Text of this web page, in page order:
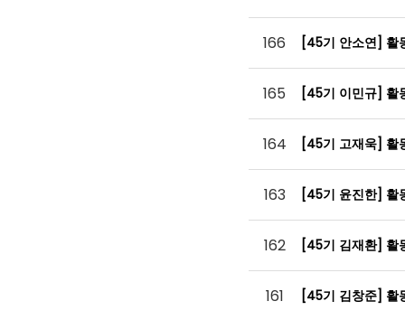
166 [45기 안소연] 활
165 [45기 이민규] 활
164 [45기 고재욱] 활
163 [45기 윤진한] 활
162 [45기 김재환] 활
161 [45기 김창준] 활